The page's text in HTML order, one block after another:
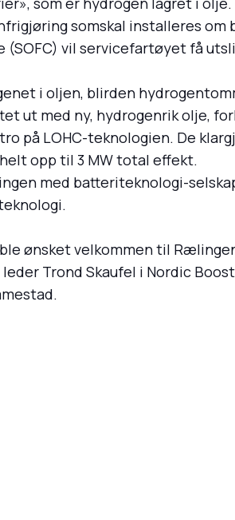
somskal installeres om
vil servicefartøyet få
i oljen, blirden
ut med ny, hydrogenrik olje,
på LOHC-teknologien. De
opp til 3 MW total effekt.
med batteriteknologi-
ønsket velkommen til
Trond Skaufel i Nordic